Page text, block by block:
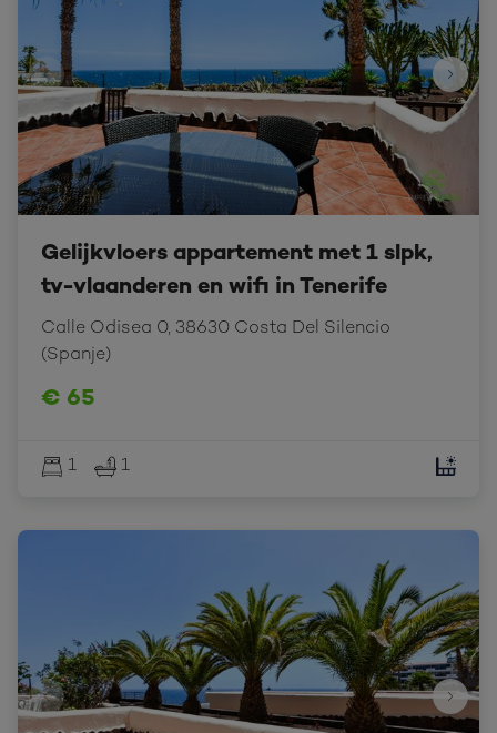
Gelijkvloers appartement met 1 slpk,
tv-vlaanderen en wifi in Tenerife
Calle Odisea 0, 38630 Costa Del Silencio
(Spanje)
€ 65
1 1